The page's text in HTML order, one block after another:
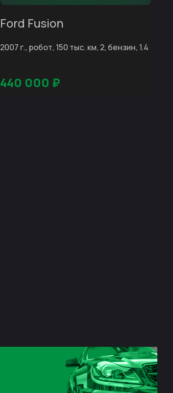
Ford Fusion
2007 г., робот, 150 тыс. км, 2, бензин, 1.4
440 000 ₽